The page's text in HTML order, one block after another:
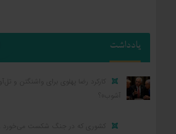
یادداشت
کشوری که در جنگ شکست می‌خورد